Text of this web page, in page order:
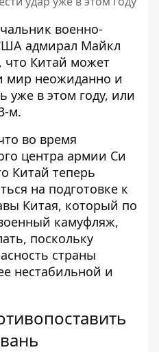
военно-
адмирал Майкл
, что Китай может
мир неожиданно и
уже в этом году, или
м.
во время
центра армии Си
Китай теперь
на подготовке к
Китая, который по
камуфляж,
поскольку
страны
нестабильной и